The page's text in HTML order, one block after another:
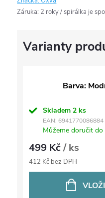
Záruka: 2 roky / spirálka je
Barva:
Skladem 2 ks
EAN: 6941770086884
Můžeme doručit do
499 Kč/ ks
412 Kč bez DPH